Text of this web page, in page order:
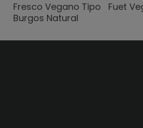
Fresco Vegano Tipo
Burgos Natural
Fuet